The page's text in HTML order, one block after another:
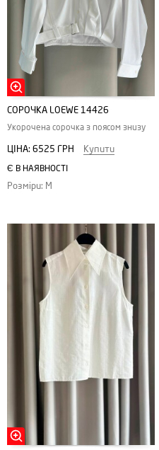
СОРОЧКА LOEWE 14426
Укорочена сорочка з поясом знизу
ЦІНА: 6525 ГРН Купити
Є В НАЯВНОСТІ
Розміри: M